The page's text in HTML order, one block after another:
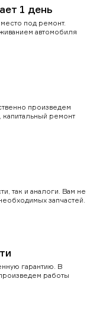
1 день
под ремонт.
автомобиля
произведем
капитальный ремонт
так и аналоги. Вам не
запчастей.
гарантию. В
работы